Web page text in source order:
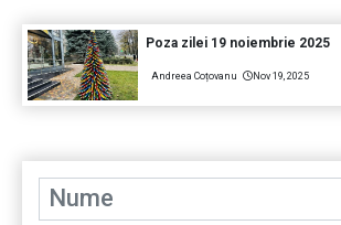
Poza zilei 19 noiembrie 2025
Andreea Coțovanu Nov 19, 2025